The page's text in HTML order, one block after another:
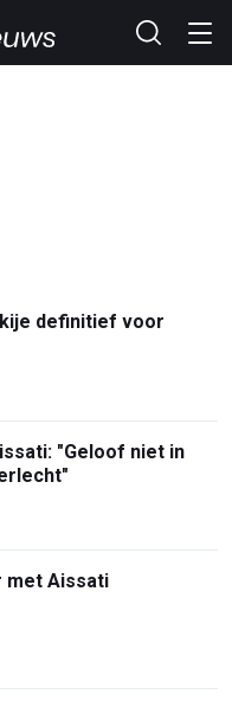
definitief voor
"Geloof niet in
met Aissati